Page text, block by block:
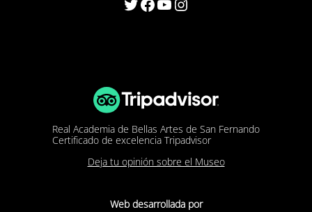
Real Academia de Bellas Artes de San Fernando
Certificado de excelencia Tripadvisor
Deja tu opinión sobre el Museo
Web desarrollada por